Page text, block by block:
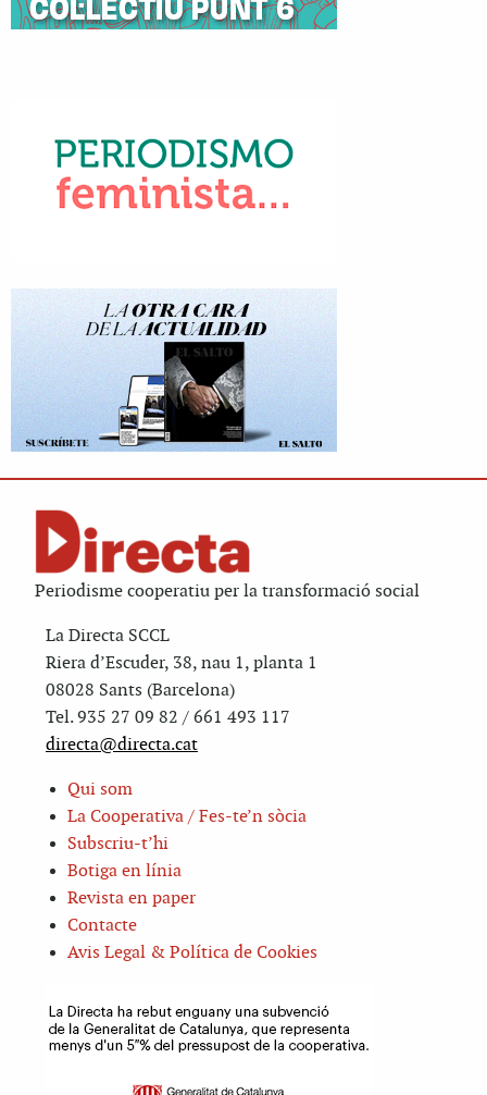
Periodisme cooperatiu per la transformació social
La Directa SCCL
Riera d’Escuder, 38, nau 1, planta 1
08028 Sants (Barcelona)
Tel. 935 27 09 82 / 661 493 117
directa@directa.cat
Qui som
La Cooperativa / Fes-te’n sòcia
Subscriu-t’hi
Botiga en línia
Revista en paper
Contacte
Avis Legal & Política de Cookies